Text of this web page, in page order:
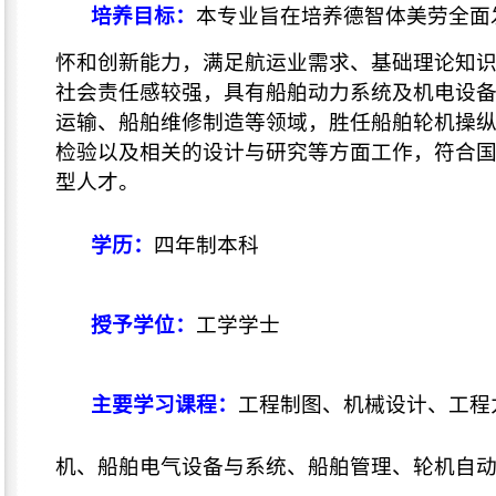
培养目标： 本专业旨在培养德智体美劳全
怀和创新能力，满足航运业需求、基础理论知
社会责任感较强，具有船舶动力系统及机电设
运输、船舶维修制造等领域，胜任船舶轮机操
检验以及相关的设计与研究等方面工作，符合
型人才。
学历： 四年制本科
授予学位： 工学学士
主要学习课程： 工程制图、机械设计、工
机、船舶电气设备与系统、船舶管理、轮机自